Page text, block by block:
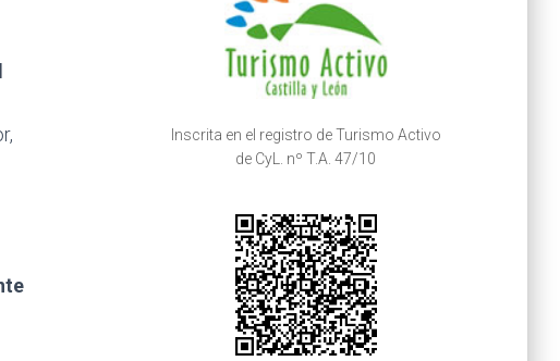
Inscrita en el registro de Turismo Activo
de CyL. nº T.A. 47/10